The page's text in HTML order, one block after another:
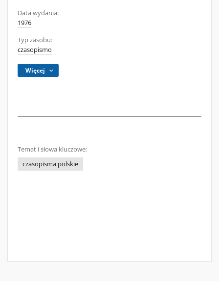
Data wydania:
1976
Typ zasobu:
czasopismo
Więcej
Temat i słowa kluczowe:
czasopisma polskie